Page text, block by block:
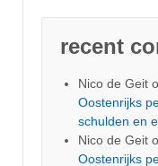
recent
Nico de Geit
Oostenrijks
schulden en
Nico de Geit
Oostenrijks